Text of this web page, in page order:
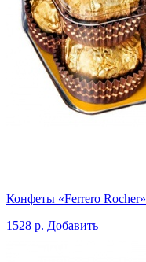
Конфеты «Ferrero Rocher»
1528 р. Добавить